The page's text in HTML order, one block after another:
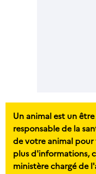
Un animal est un
responsable de la
de votre animal pour
plus d'informations,
ministère chargé de